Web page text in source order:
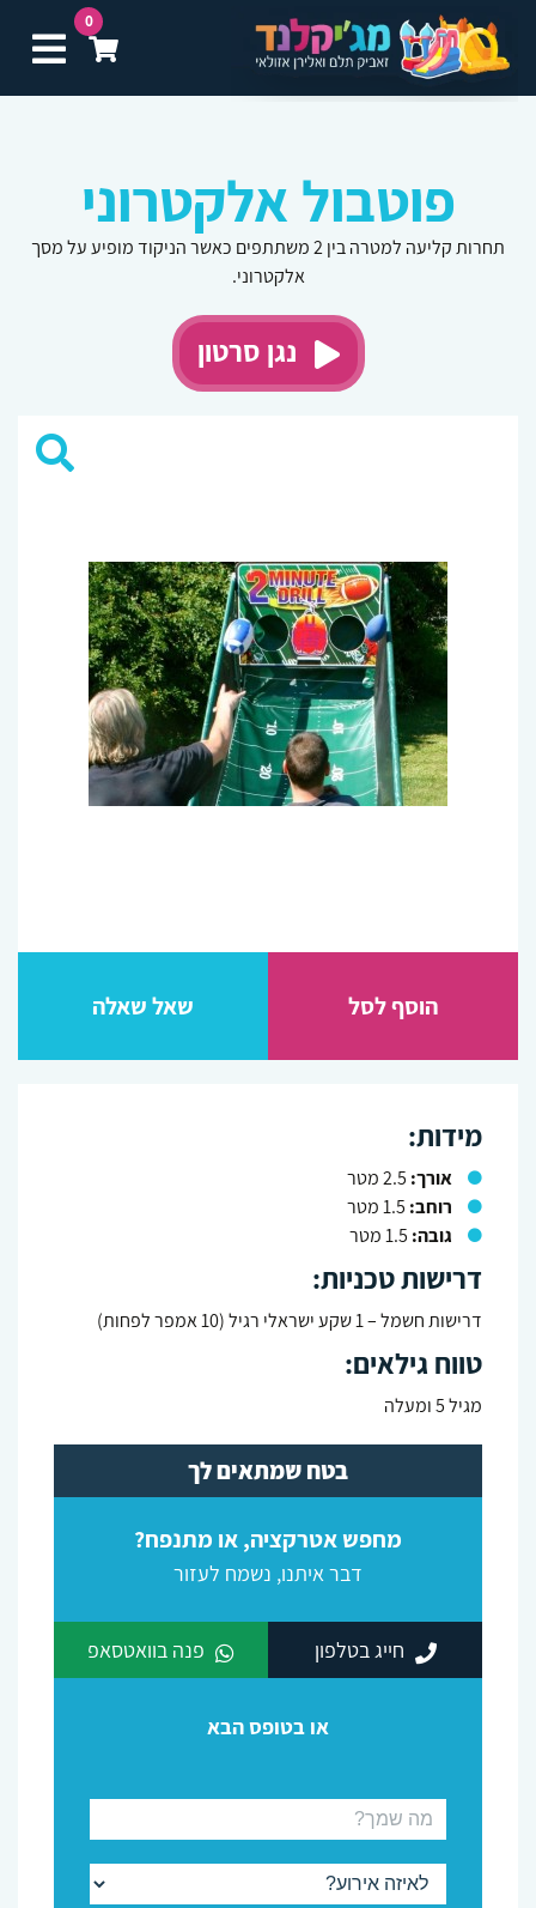
0
פוטבול אלקטרוני
תחרות קליעה למטרה בין 2 משתתפים כאשר הניקוד מופיע על מסך
אלקטרוני.
נגן סרטון
הוסף לסל שאל שאלה
מידות:
אורך:
רוחב:
גובה:
דרישות טכניות:
דרישות חשמל – 1 שקע ישראלי רגיל (10 אמפר לפחות)
טווח גילאים:
מגיל 5 ומעלה
בטח שמתאים לך
מחפש אטרקציה, או מתנפח?
דבר איתנו, נשמח לעזור
חייג בטלפון פנה בוואטסאפ
או בטופס הבא